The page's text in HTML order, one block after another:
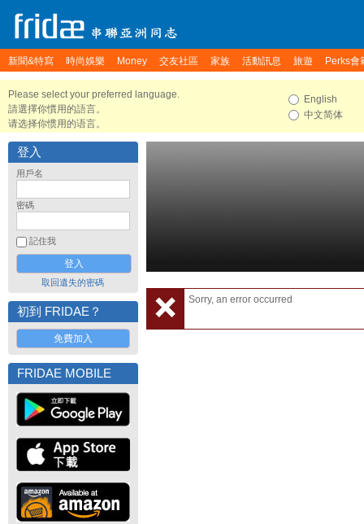
新聞&特寫 時尚娛樂 Money 交友社區 家族 活動訊息 旅遊 Perks會
Please select your preferred language.
請選擇你慣用的語言。
请选择你惯用的语言。
English
中文简体
登入
用戶名
密碼
記住我
取回遺失的密碼
初到 FRIDAE？
免費加入
FRIDAE MOBILE
Sorry, an error occurred